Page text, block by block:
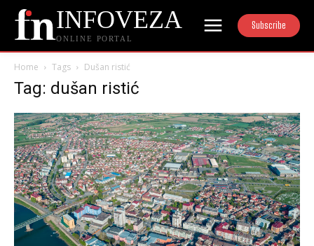
INFOVEZA
ONLINE PORTAL
Subscribe
Home Tags Dušan ristić
Tag: dušan ristić